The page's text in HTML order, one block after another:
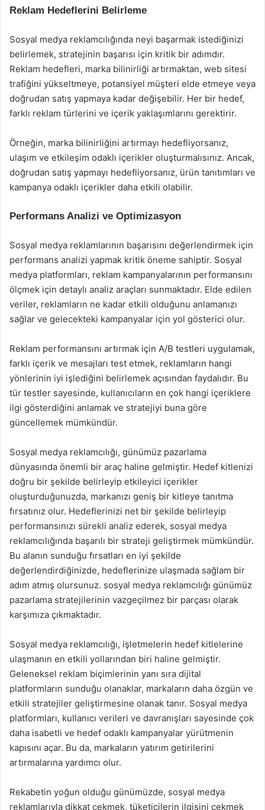
Reklam Hedeflerini Belirleme
Sosyal medya reklamcılığında neyi başarmak istediğinizi
belirlemek, stratejinin başarısı için kritik bir adımdır.
Reklam hedefleri, marka bilinirliği artırmaktan, web sitesi
trafiğini yükseltmeye, potansiyel müşteri elde etmeye veya
doğrudan satış yapmaya kadar değişebilir. Her bir hedef,
farklı reklam türlerini ve içerik yaklaşımlarını gerektirir.
Örneğin, marka bilinirliğini artırmayı hedefliyorsanız,
ulaşım ve etkileşim odaklı içerikler oluşturmalısınız. Ancak,
doğrudan satış yapmayı hedefliyorsanız, ürün tanıtımları ve
kampanya odaklı içerikler daha etkili olabilir.
Performans Analizi ve Optimizasyon
Sosyal medya reklamlarının başarısını değerlendirmek için
performans analizi yapmak kritik öneme sahiptir. Sosyal
medya platformları, reklam kampanyalarının performansını
ölçmek için detaylı analiz araçları sunmaktadır. Elde edilen
veriler, reklamların ne kadar etkili olduğunu anlamanızı
sağlar ve gelecekteki kampanyalar için yol gösterici olur.
Reklam performansını artırmak için A/B testleri uygulamak,
farklı içerik ve mesajları test etmek, reklamların hangi
yönlerinin iyi işlediğini belirlemek açısından faydalıdır. Bu
tür testler sayesinde, kullanıcıların en çok hangi içeriklere
ilgi gösterdiğini anlamak ve stratejiyi buna göre
güncellemek mümkündür.
Sosyal medya reklamcılığı, günümüz pazarlama
dünyasında önemli bir araç haline gelmiştir. Hedef kitlenizi
doğru bir şekilde belirleyip etkileyici içerikler
oluşturduğunuzda, markanızı geniş bir kitleye tanıtma
fırsatınız olur. Hedeflerinizi net bir şekilde belirleyip
performansınızı sürekli analiz ederek, sosyal medya
reklamcılığında başarılı bir strateji geliştirmek mümkündür.
Bu alanın sunduğu fırsatları en iyi şekilde
değerlendirdiğinizde, hedeflerinize ulaşmada sağlam bir
adım atmış olursunuz. sosyal medya reklamcılığı günümüz
pazarlama stratejilerinin vazgeçilmez bir parçası olarak
karşımıza çıkmaktadır.
Sosyal medya reklamcılığı, işletmelerin hedef kitlelerine
ulaşmanın en etkili yollarından biri haline gelmiştir.
Geleneksel reklam biçimlerinin yanı sıra dijital
platformların sunduğu olanaklar, markaların daha özgün ve
etkili stratejiler geliştirmesine olanak tanır. Sosyal medya
platformları, kullanıcı verileri ve davranışları sayesinde çok
daha isabetli ve hedef odaklı kampanyalar yürütmenin
kapısını açar. Bu da, markaların yatırım getirilerini
artırmalarına yardımcı olur.
Rekabetin yoğun olduğu günümüzde, sosyal medya
reklamlarıyla dikkat çekmek, tüketicilerin ilgisini çekmek